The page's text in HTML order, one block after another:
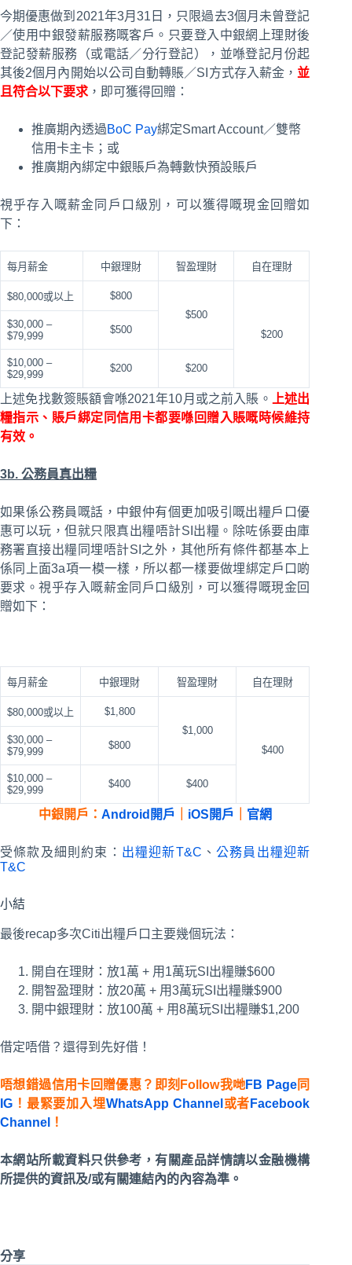
今期優惠做到2021年3月31日，只限過去3個月未曾登記
／使用中銀發薪服務嘅客戶。只要登入中銀網上理財後
登記發薪服務（或電話／分行登記），並喺登記月份起
其後2個月內開始以公司自動轉賬／SI方式存入薪金， 並
且符合以下要求 ，即可獲得回贈：
推廣期內透過BoC Pay綁定Smart Account／雙幣
信用卡主卡；或
推廣期內綁定中銀賬戶為轉數快預設賬戶
視乎存入嘅薪金同戶口級別，可以獲得嘅現金回贈如
下：
每月薪金 中銀理財 智盈理財 自在理財
$80,000或以上
$800
$500
$200
$30,000 –
$79,999
$500
$10,000 –
$29,999
$200 $200
上述免找數簽賬額會喺2021年10月或之前入賬。
上述出
糧指示、賬戶綁定同信用卡都要喺回贈入賬嘅時候維持
有效。
3b. 公務員真出糧
如果係公務員嘅話，中銀仲有個更加吸引嘅出糧戶口優
惠可以玩，但就只限真出糧唔計SI出糧。除咗係要由庫
務署直接出糧同埋唔計SI之外，其他所有條件都基本上
係同上面3a項一模一樣，所以都一樣要做埋綁定戶口啲
要求。視乎存入嘅薪金同戶口級別，可以獲得嘅現金回
贈如下：
每月薪金 中銀理財 智盈理財 自在理財
$80,000或以上
$1,800
$1,000
$400
$30,000 –
$79,999
$800
$10,000 –
$29,999
$400 $400
中銀開戶： Android開戶 iOS開戶 官網
受條款及細則約束： 出糧迎新T&C 、公務員出糧迎新
T&C
小結
最後recap多次Citi出糧戶口主要幾個玩法：
開自在理財：放1萬 + 用1萬玩SI出糧賺$600
開智盈理財：放20萬 + 用3萬玩SI出糧賺$900
開中銀理財：放100萬 + 用8萬玩SI出糧賺$1,200
借定唔借？還得到先好借！
唔想錯過信用卡回贈優惠？即刻Follow我哋FB Page同
IG ！最緊要加入埋WhatsApp Channel 或者 Facebook
Channel
！
本網站所載資料只供參考，有關產品詳情請以金融機構
所提供的資訊及/或有關連結內的內容為準。
分享